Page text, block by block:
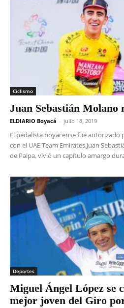
Ciclismo
Juan Sebastián Molano
ELDIARIO Boyacá - julio 18, 2019
El pedalista boyacense fue
con el UAE Team Emirates.Juan
de Paipa, vivió un capítulo amargo
Deportes
Miguel Ángel López se
mejor joven del Giro